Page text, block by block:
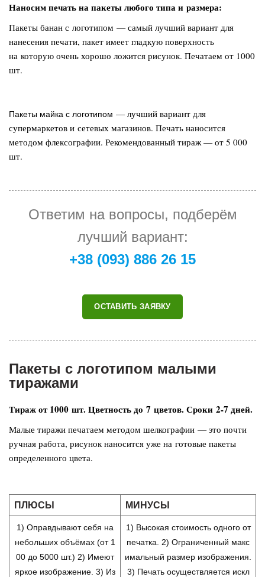
Наносим печать на пакеты любого типа и размера:
Пакеты банан с логотипом — самый лучший вариант для
нанесения печати, пакет имеет гладкую поверхность
на которую очень хорошо ложится рисунок. Печатаем от 1000
шт.
Пакеты майка с логотипом — лучший вариант для
супермаркетов и сетевых магазинов. Печать наносится
методом флексографии. Рекомендованный тираж — от 5 000
шт.
Ответим на вопросы, подберём
лучший вариант:
+38 (093) 886 26 15
ОСТАВИТЬ ЗАЯВКУ
Пакеты с логотипом малыми
тиражами
Тираж от 1000 шт. Цветность до 7 цветов. Сроки 2-7 дней.
Малые тиражи печатаем методом шелкографии — это почти
ручная работа, рисунок наносится уже на готовые пакеты
определенного цвета.
ПЛЮСЫ МИНУСЫ
1) Оправдывают себя на
небольших объёмах (от 1
00 до 5000 шт.) 2) Имеют
яркое изображение. 3) Из
1) Высокая стоимость одного от
печатка. 2) Ограниченный макс
имальный размер изображения.
3) Печать осуществляется искл